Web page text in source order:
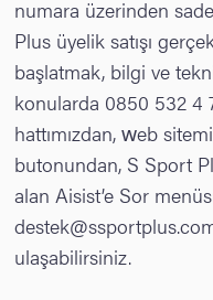
numara üzerinden
Plus üyelik satışı
başlatmak, bilgi ve
konularda 0850 532 4
hattımızdan, web
butonundan, S Sport
alan Aisist’e Sor
ulaşabilirsiniz.